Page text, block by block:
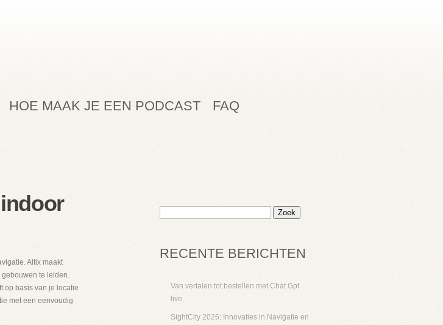
HOE MAAK JE EEN PODCAST
FAQ
Altix maakt
te leiden.
op basis van je locatie
met een eenvoudig
RECENTE BERICHTEN
Van vertalen tot bestellen met Chat Gpt
live
SightCity 2026: Innovaties in Navigatie en